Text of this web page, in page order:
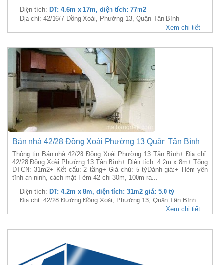
Diện tích: DT: 4.6m x 17m, diện tích: 77m2
Địa chỉ: 42/16/7 Đồng Xoài, Phường 13, Quận Tân Bình
Xem chi tiết
Bán nhà 42/28 Đồng Xoài Phường 13 Quận Tân Bình
Thông tin Bán nhà 42/28 Đồng Xoài Phường 13 Tân Bình+ Địa chỉ:
42/28 Đồng Xoài Phường 13 Tân Bình+ Diện tích: 4.2m x 8m+ Tổng
DTCN: 31m2+ Kết cấu: 2 tầng+ Giá chủ: 5 tỷĐánh giá:+ Hẻm yên
tĩnh an ninh, cách mặt Hẻm 42 chỉ 30m, 100m ra...
Diện tích: DT: 4.2m x 8m, diện tích: 31m2 giá: 5.0 tỷ
Địa chỉ: 42/28 Đường Đồng Xoài, Phường 13, Quận Tân Bình
Xem chi tiết